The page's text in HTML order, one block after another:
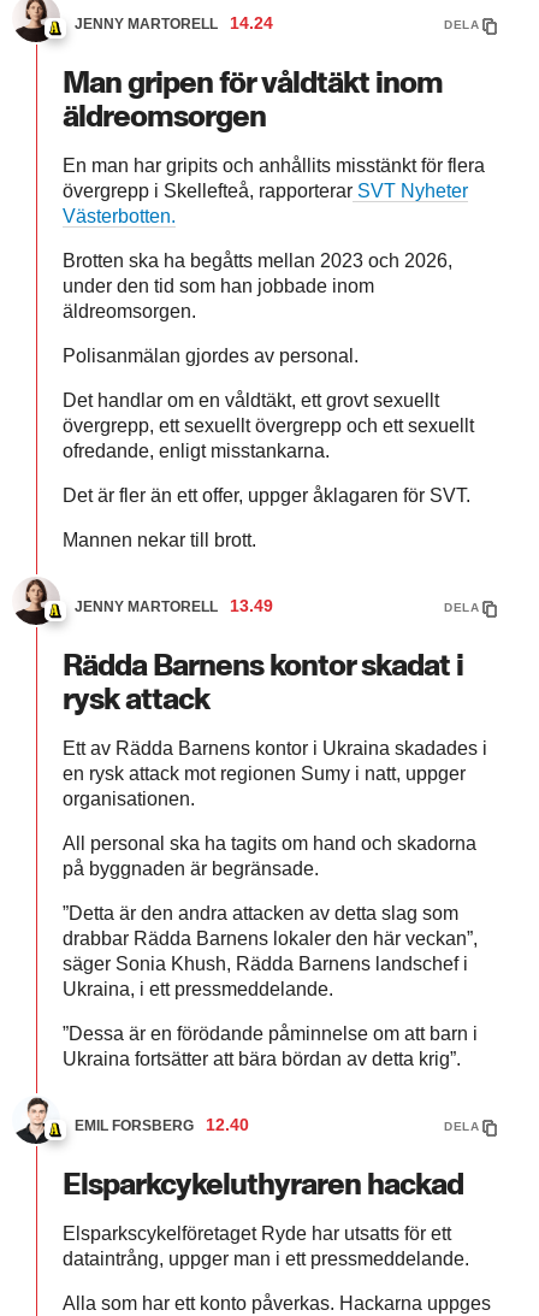
JENNY MARTORELL 14.24 DELA
Man gripen för våldtäkt inom
äldreomsorgen
En man har gripits och anhållits misstänkt för flera
övergrepp i Skellefteå, rapporterar SVT Nyheter
Västerbotten.
Brotten ska ha begåtts mellan 2023 och 2026,
under den tid som han jobbade inom
äldreomsorgen.
Polisanmälan gjordes av personal.
Det handlar om en våldtäkt, ett grovt sexuellt
övergrepp, ett sexuellt övergrepp och ett sexuellt
ofredande, enligt misstankarna.
Det är fler än ett offer, uppger åklagaren för SVT.
Mannen nekar till brott.
JENNY MARTORELL 13.49 DELA
Rädda Barnens kontor skadat i
rysk attack
Ett av Rädda Barnens kontor i Ukraina skadades i
en rysk attack mot regionen Sumy i natt, uppger
organisationen.
All personal ska ha tagits om hand och skadorna
på byggnaden är begränsade.
”Detta är den andra attacken av detta slag som
drabbar Rädda Barnens lokaler den här veckan”,
säger Sonia Khush, Rädda Barnens landschef i
Ukraina, i ett pressmeddelande.
”Dessa är en förödande påminnelse om att barn i
Ukraina fortsätter att bära bördan av detta krig”.
EMIL FORSBERG 12.40 DELA
Elsparkcykeluthyraren hackad
Elsparkscykelföretaget Ryde har utsatts för ett
dataintrång, uppger man i ett pressmeddelande.
Alla som har ett konto påverkas. Hackarna uppges